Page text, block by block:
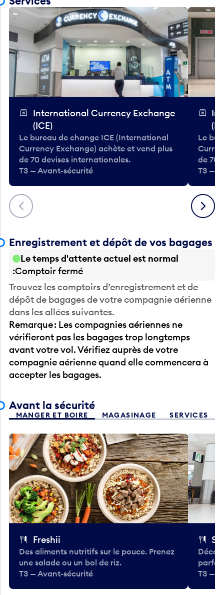
Précédent
(ICE)
Le bureau de change ICE (International
Currency Exchange) achète et vend plus
de 70 devises internationales.
T3 — Avant-sécurité
Le
de 70
T3 —
Suivant
Le temps d'attente actuel est normal
Comptoir fermé
Trouvez les comptoirs d’enregistrement et de
dépôt de bagages de votre compagnie aérienne
dans les allées suivantes.
Remarque : Les compagnies aériennes ne
vérifieront pas les bagages trop longtemps
avant votre vol. Vérifiez auprès de votre
compagnie aérienne quand elle commencera à
accepter les bagages.
MANGER ET BOIRE
Précédent
Des aliments nutritifs sur le pouce. Prenez
une salade ou un bol de riz.
T3 — Avant-sécurité
T3 —
Suivant